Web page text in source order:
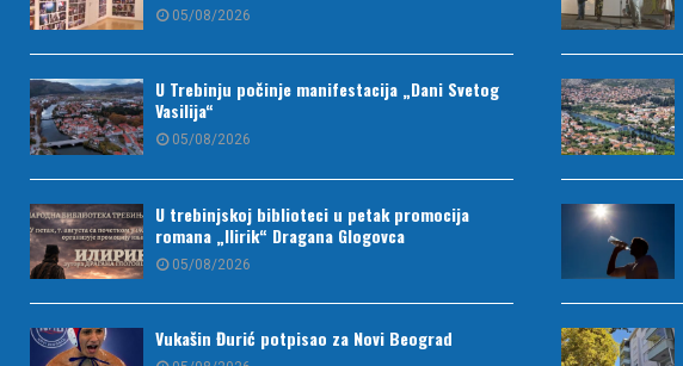
05/08/2026
U Trebinju počinje manifestacija „Dani Svetog
Vasilija“
05/08/2026
U trebinjskoj biblioteci u petak promocija
romana „Ilirik“ Dragana Glogovca
05/08/2026
Vukašin Đurić potpisao za Novi Beograd